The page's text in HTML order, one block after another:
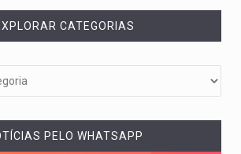
CATEGORIAS
PELO WHATSAPP